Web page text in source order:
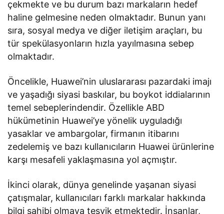
çekmekte ve bu durum bazı markaların hedef
haline gelmesine neden olmaktadır. Bunun yanı
sıra, sosyal medya ve diğer iletişim araçları, bu
tür spekülasyonların hızla yayılmasına sebep
olmaktadır.
Öncelikle, Huawei’nin uluslararası pazardaki imajı
ve yaşadığı siyasi baskılar, bu boykot iddialarının
temel sebeplerindendir. Özellikle ABD
hükümetinin Huawei’ye yönelik uyguladığı
yasaklar ve ambargolar, firmanın itibarını
zedelemiş ve bazı kullanıcıların Huawei ürünlerine
karşı mesafeli yaklaşmasına yol açmıştır.
İkinci olarak, dünya genelinde yaşanan siyasi
çatışmalar, kullanıcıları farklı markalar hakkında
bilgi sahibi olmaya teşvik etmektedir. İnsanlar,